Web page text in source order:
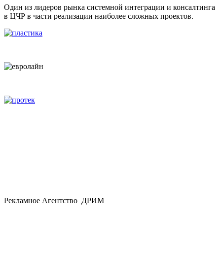
Один из лидеров рынка системной интеграции и консалтинга
в ЦЧР в части реализации наиболее сложных проектов.
Рекламное Агентство ДРИМ